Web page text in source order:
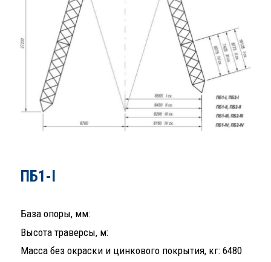
ПБ1-I
База опоры, мм:
Высота траверсы, м:
Масса без окраски и цинкового покрытия, кг: 6480